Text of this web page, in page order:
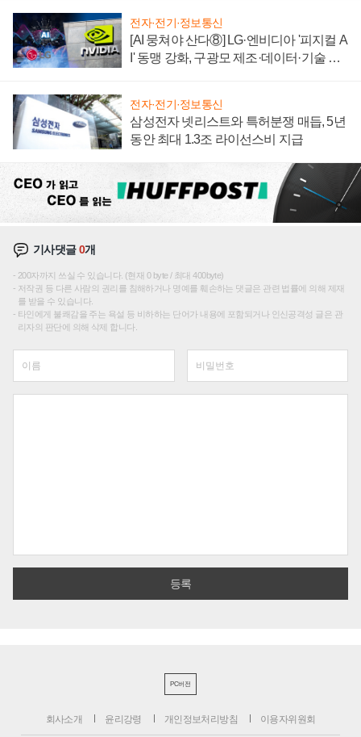
전자·전기·정보통신
[AI 뭉쳐야 산다⑧] LG·엔비디아 '피지컬 A
I' 동맹 강화, 구광모 제조·데이터·기술 결
전자·전기·정보통신
삼성전자 넷리스트와 특허분쟁 매듭, 5년
동안 최대 1.3조 라이선스비 지급
기사댓글0개
200자까지 쓰실 수 있습니다. (현재 0 byte / 최대 400byte)
저작권 등 다른 사람의 권리를 침해하거나 명예를 훼손하는 댓글은 관련 법률에 의해 제재
를 받을 수 있습니다.
타인에게 불쾌감을 주는 욕설 등 비하하는 단어가 내용에 포함되거나 인신공격성 글은 관
리자의 판단에 의해 삭제 합니다.
PC버전
회사소개 윤리강령 개인정보처리방침 이용자위원회